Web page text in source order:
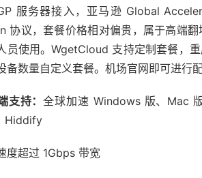
服务器接入，亚马逊 Global
协议，套餐价格相对偏贵，属于高端
员使用。WgetCloud 支持定制套餐，
备数量自定义套餐。机场官网即可进行
支持：全球加速 Windows 版、Mac
Hiddify
度超过 1Gbps 带宽